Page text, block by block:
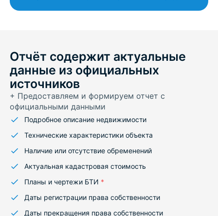
Отчёт содержит актуальные
данные из официальных
источников
+ Предоставляем и формируем отчет с
официальными данными
Подробное описание недвижимости
Технические характеристики объекта
Наличие или отсутствие обременений
Актуальная кадастровая стоимость
Планы и чертежи БТИ *
Даты регистрации права собственности
Даты прекращения права собственности